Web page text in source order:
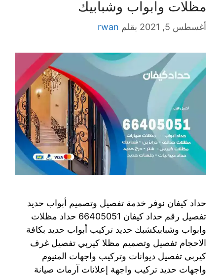
مظلات وابواب وشبابيك
أغسطس 5, 2021 بقلم rwan
حداد كيفان نوفر خدمة تفصيل وتصميم أبواب حديد
تفصيل رقم حداد كيفان 66405051 حداد مظلات
وابواب وشبابيكشبك حديد تركيب أبواب حديد بكافة
الاحجام تفصيل وتصميم مظلا كيربي تفصيل غرف
كيربي تفصيل ديوانات وتركيب واجهات المنيوم
واجهات حديد تركيب واجهة إعلانات آرمات صيانة